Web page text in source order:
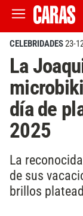
CELEBRIDADES23-
La
día de
2025
La
de sus
brillos